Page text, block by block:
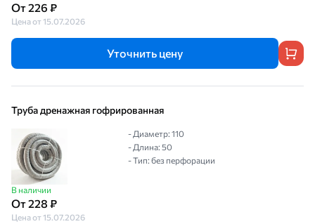
От 226 ₽
Цена от 15.07.2026
Уточнить цену
Труба дренажная гофрированная
В наличии
От 228 ₽
Цена от 15.07.2026
- Диаметр: 110
- Длина: 50
- Тип: без перфорации